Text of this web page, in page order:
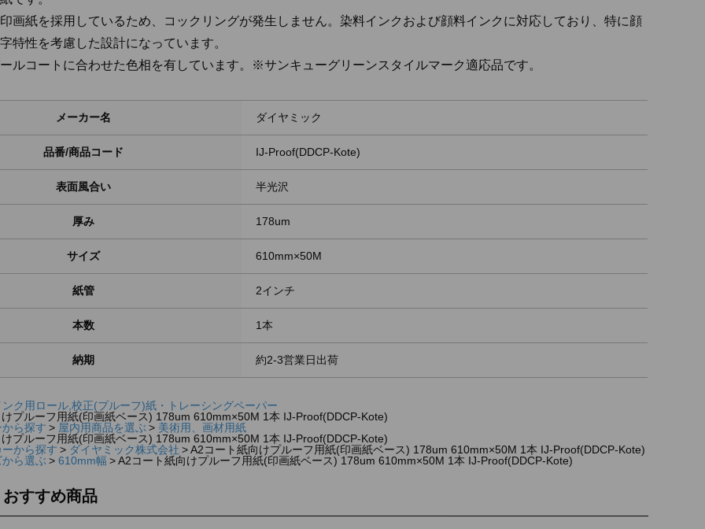
×
画紙を採用しているため、コックリングが発生しません。染料インクおよび顔料インクに対応しており、特に顔
特性を考慮した設計になっています。
ルコートに合わせた色相を有しています。※サンキューグリーンスタイルマーク適応品です。
メーカー名 ダイヤミック
品番/商品コード IJ-Proof(DDCP-Kote)
表面風合い 半光沢
厚み 178um
サイズ 610mm×50M
紙管 2インチ
本数 1本
納期 約2-3営業日出荷
ク用ロール,校正(プルーフ)紙・トレーシングペーパー
プルーフ用紙(印画紙ベース) 178um 610mm×50M 1本 IJ-Proof(DDCP-Kote)
ら探す
屋内用商品を選ぶ
美術用、画材用紙
プルーフ用紙(印画紙ベース) 178um 610mm×50M 1本 IJ-Proof(DDCP-Kote)
から探す
ダイヤミック株式会社
A2コート紙向けプルーフ用紙(印画紙ベース) 178um 610mm×50M 1本 IJ-Proof(DDCP-Kote)
ら選ぶ
610mm幅 A2コート紙向けプルーフ用紙(印画紙ベース) 178um 610mm×50M 1本 IJ-Proof(DDCP-Kote)
すすめ商品